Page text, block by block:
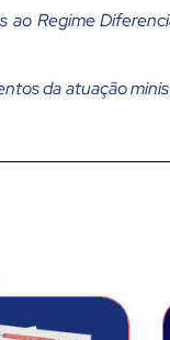
ao Regime
da atuação